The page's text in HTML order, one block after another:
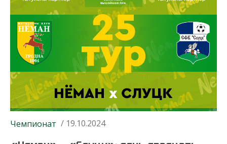
Чемпионат / 19.10.2024